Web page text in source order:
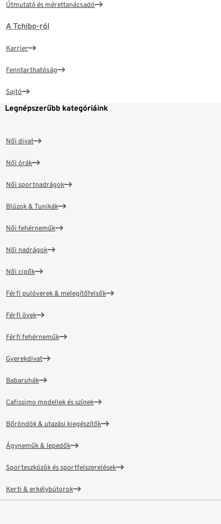
Útmutató és mérettanácsadó
A Tchibo-ról
Karrier
Fenntarthatóság
Sajtó
Legnépszerűbb kategóriáink
Női divat
Női órák
Női sportnadrágok
Blúzok & Tunikák
Női fehérneműk
Női nadrágok
Női cipők
Férfi pulóverek & melegítőfelsők
Férfi övek
Férfi fehérneműk
Gyerekdivat
Babaruhák
Cafissimo modellek és színek
Bőröndök & utazási kiegészítők
Ágyneműk & lepedők
Sporteszközök és sportfelszerelések
Kerti & erkélybútorok